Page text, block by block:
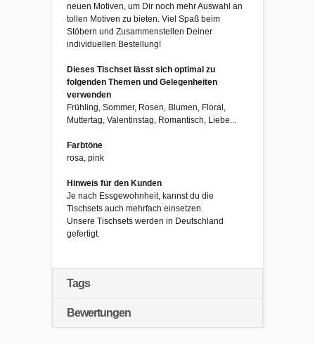
neuen Motiven, um Dir noch mehr Auswahl an
tollen Motiven zu bieten. Viel Spaß beim
Stöbern und Zusammenstellen Deiner
individuellen Bestellung!
Dieses Tischset lässt sich optimal zu
folgenden Themen und Gelegenheiten
verwenden
Frühling, Sommer, Rosen, Blumen, Floral,
Muttertag, Valentinstag, Romantisch, Liebe...
Farbtöne
rosa, pink
Hinweis für den Kunden
Je nach Essgewohnheit, kannst du die
Tischsets auch mehrfach einsetzen.
Unsere Tischsets werden in Deutschland
gefertigt.
Tags
Bewertungen